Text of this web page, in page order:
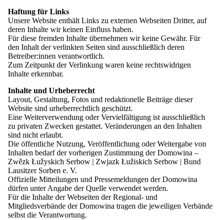
Projekt, einen Schüleraustausch oder Skilager.
Der Schulassistent der Grundschule, Gregor Illguth, präsentierte das
umfangreiche Ganztagsangebot „hezky česky“, das seit 2022
angeboten wird. Dabei lernen die Kinder nicht nur die Sprache,
sondern auch Kultur und Land kennen. Ergänzt wird das
wöchentliche Angebot durch mehrere Austauschbegegnungen mit
tschechischen Schulen im Laufe des Schuljahres.
Botschafter Jiří Čistecký würdigte diese lebendigen tschechisch-
sorbisch-sächsischen Kontakte. Im Anschluss kam er mit
Schülerinnen und Schülern ins Gespräch. Diese nutzten die
Gelegenheit, ihm Fragen zu stellen – etwa zu seinem beruflichen
Alltag als Botschafter, seinen Aufgaben oder seinem Werdegang.
Auch der Domowina-Vorsitzende Dawid Statnik lobte das
Engagement der Schulen: „Es ist großartig, wie sich die Schulen für
die tschechisch-sorbischen Beziehungen einsetzen. Uns Sorben
verbindet mit Tschechien nicht nur die Sprache, sondern auch eine
lange gemeinsame Geschichte und gegenseitige Unterstützung.“
Musikalisch umrahmt wurde der Besuch von Schülerinnen des
Sorbischen Gymnasiums mit einem Dudelsackkonzert und
Tanzdarbietungen.
Haftung für Links
Unsere Website enthält Links zu externen Webseiten Dritter, auf
deren Inhalte wir keinen Einfluss haben.
Für diese fremden Inhalte übernehmen wir keine Gewähr. Für
den Inhalt der verlinkten Seiten sind ausschließlich deren
Betreiber:innen verantwortlich.
Zum Zeitpunkt der Verlinkung waren keine rechtswidrigen
Inhalte erkennbar.
Inhalte und Urheberrecht
Layout, Gestaltung, Fotos und redaktionelle Beiträge dieser
Website sind urheberrechtlich geschützt.
Eine Weiterverwendung oder Vervielfältigung ist ausschließlich
zu privaten Zwecken gestattet. Veränderungen an den Inhalten
sind nicht erlaubt.
Die öffentliche Nutzung, Veröffentlichung oder Weitergabe von
Inhalten bedarf der vorherigen Zustimmung der Domowina –
Zwězk Łužyskich Serbow | Zwjazk Łužiskich Serbow | Bund
Lausitzer Sorben e. V.
Offizielle Mitteilungen und Pressemeldungen der Domowina
dürfen unter Angabe der Quelle verwendet werden.
Für die Inhalte der Webseiten der Regional- und
Mitgliedsverbände der Domowina tragen die jeweiligen Verbände
selbst die Verantwortung.